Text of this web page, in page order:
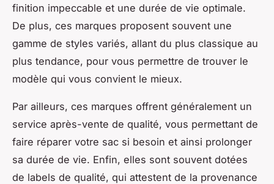
finition impeccable et une durée de vie optimale.
De plus, ces marques proposent souvent une
gamme de styles variés, allant du plus classique au
plus tendance, pour vous permettre de trouver le
modèle qui vous convient le mieux.
Par ailleurs, ces marques offrent généralement un
service après-vente de qualité, vous permettant de
faire réparer votre sac si besoin et ainsi prolonger
sa durée de vie. Enfin, elles sont souvent dotées
de labels de qualité, qui attestent de la provenance